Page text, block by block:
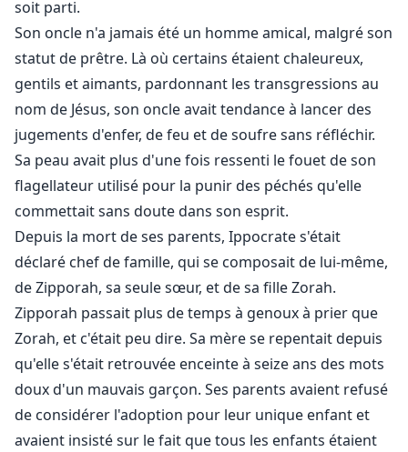
soit parti.
Son oncle n'a jamais été un homme amical, malgré son
statut de prêtre. Là où certains étaient chaleureux,
gentils et aimants, pardonnant les transgressions au
nom de Jésus, son oncle avait tendance à lancer des
jugements d'enfer, de feu et de soufre sans réfléchir.
Sa peau avait plus d'une fois ressenti le fouet de son
flagellateur utilisé pour la punir des péchés qu'elle
commettait sans doute dans son esprit.
Depuis la mort de ses parents, Ippocrate s'était
déclaré chef de famille, qui se composait de lui-même,
de Zipporah, sa seule sœur, et de sa fille Zorah.
Zipporah passait plus de temps à genoux à prier que
Zorah, et c'était peu dire. Sa mère se repentait depuis
qu'elle s'était retrouvée enceinte à seize ans des mots
doux d'un mauvais garçon. Ses parents avaient refusé
de considérer l'adoption pour leur unique enfant et
avaient insisté sur le fait que tous les enfants étaient